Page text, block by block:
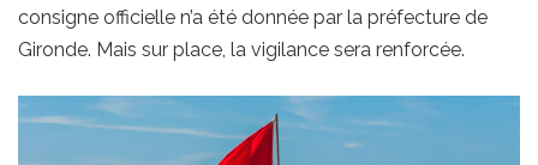
consigne officielle n’a été donnée par la préfecture de
Gironde. Mais sur place, la vigilance sera renforcée.